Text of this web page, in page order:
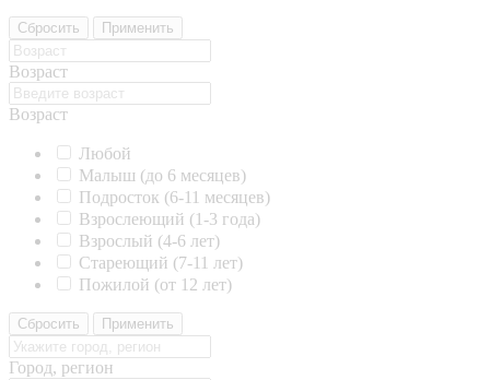
Сбросить Применить
Возраст
Возраст
Любой
Малыш (до 6 месяцев)
Подросток (6-11 месяцев)
Взрослеющий (1-3 года)
Взрослый (4-6 лет)
Стареющий (7-11 лет)
Пожилой (от 12 лет)
Сбросить Применить
Город, регион